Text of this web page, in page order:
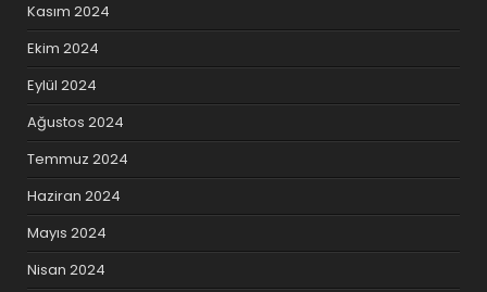
Kasım 2024
Ekim 2024
Eylül 2024
Ağustos 2024
Temmuz 2024
Haziran 2024
Mayıs 2024
Nisan 2024